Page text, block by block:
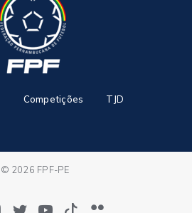
Competições TJD
© 2026 FPF-PE